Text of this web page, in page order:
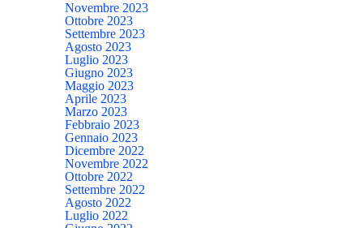
Novembre 2023
Ottobre 2023
Settembre 2023
Agosto 2023
Luglio 2023
Giugno 2023
Maggio 2023
Aprile 2023
Marzo 2023
Febbraio 2023
Gennaio 2023
Dicembre 2022
Novembre 2022
Ottobre 2022
Settembre 2022
Agosto 2022
Luglio 2022